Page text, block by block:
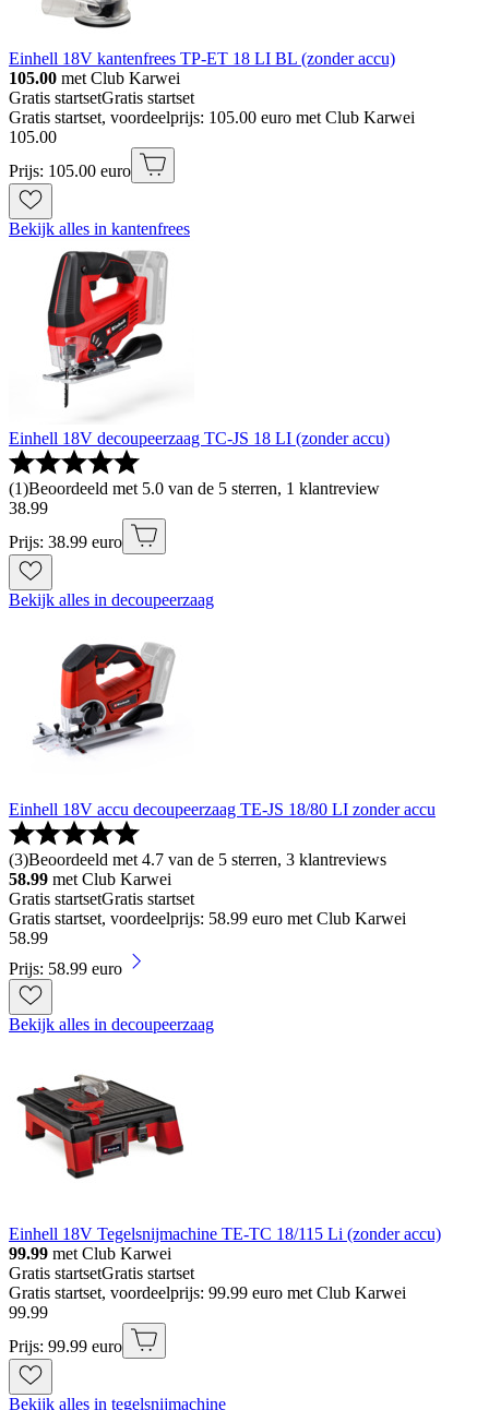
Einhell 18V kantenfrees TP-ET 18 LI BL (zonder accu)
105.00 met Club Karwei
Gratis startsetGratis startset
Gratis startset, voordeelprijs: 105.00 euro met Club Karwei
105.00
Prijs: 105.00 euro
Bekijk alles in kantenfrees
Einhell 18V decoupeerzaag TC-JS 18 LI (zonder accu)
(1)Beoordeeld met 5.0 van de 5 sterren, 1 klantreview
38.99
Prijs: 38.99 euro
Bekijk alles in decoupeerzaag
Einhell 18V accu decoupeerzaag TE-JS 18/80 LI zonder accu
(3)Beoordeeld met 4.7 van de 5 sterren, 3 klantreviews
58.99 met Club Karwei
Gratis startsetGratis startset
Gratis startset, voordeelprijs: 58.99 euro met Club Karwei
58.99
Prijs: 58.99 euro
Bekijk alles in decoupeerzaag
Einhell 18V Tegelsnijmachine TE-TC 18/115 Li (zonder accu)
99.99 met Club Karwei
Gratis startsetGratis startset
Gratis startset, voordeelprijs: 99.99 euro met Club Karwei
99.99
Prijs: 99.99 euro
Bekijk alles in tegelsnijmachine